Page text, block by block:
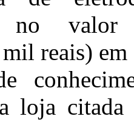
no
reais)
loja citada